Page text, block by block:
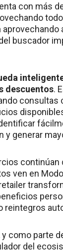
con más
buscador
descuentos.
y generar
ven en
reintegros
como parte
del